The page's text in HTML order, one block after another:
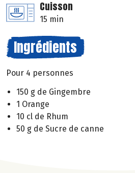
Cuisson
15 min
Ingrédients
Pour 4 personnes
150 g de Gingembre
1 Orange
10 cl de Rhum
50 g de Sucre de canne